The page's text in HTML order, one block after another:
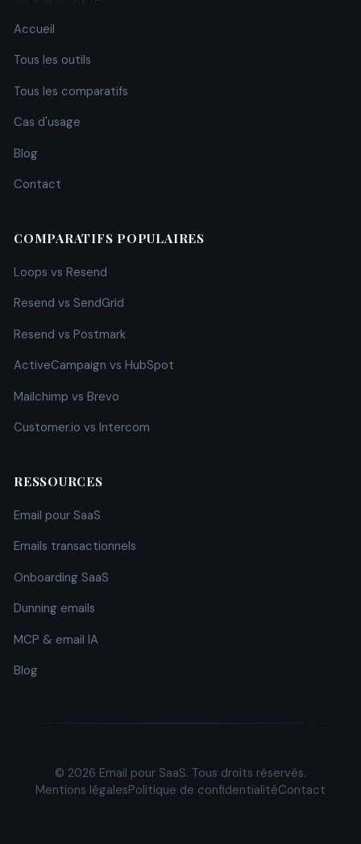
Accueil
Tous les outils
Tous les comparatifs
Cas d'usage
Blog
Contact
COMPARATIFS POPULAIRES
Loops vs Resend
Resend vs SendGrid
Resend vs Postmark
ActiveCampaign vs HubSpot
Mailchimp vs Brevo
Customer.io vs Intercom
RESSOURCES
Email pour SaaS
Emails transactionnels
Onboarding SaaS
Dunning emails
MCP & email IA
Blog
© 2026 Email pour SaaS. Tous droits réservés.
Mentions légalesPolitique de confidentialitéContact